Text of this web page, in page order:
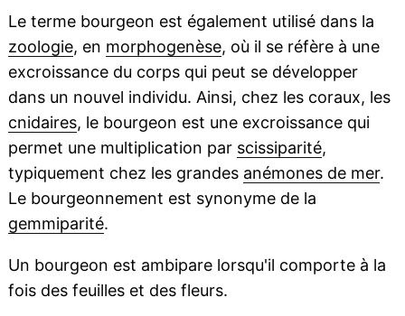
Le terme bourgeon est également utilisé dans la
zoologie, en morphogenèse, où il se réfère à une
excroissance du corps qui peut se développer
dans un nouvel individu. Ainsi, chez les coraux, les
cnidaires, le bourgeon est une excroissance qui
permet une multiplication par scissiparité,
typiquement chez les grandes anémones de mer.
Le bourgeonnement est synonyme de la
gemmiparité.
Un bourgeon est ambipare lorsqu'il comporte à la
fois des feuilles et des fleurs.